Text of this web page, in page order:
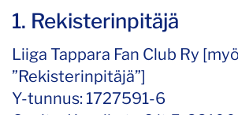
1. Rekisterinpitäjä
Liiga Tappara Fan Club Ry
”Rekisterinpitäjä”]
Y-tunnus: 1727591-6